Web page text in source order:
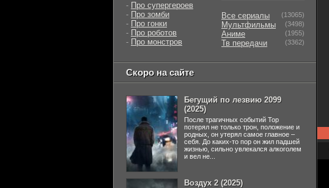
- Про супергероев
- Про зомби
- Про гонки
- Про роботов
- Про монстров
Все сериалы (13065)
Мультфильмы (3498)
Аниме (1955)
Тв передачи (3362)
Скоро на сайте
Бегущий по лезвию 2099
(2025)
После трагичных событий Тор
потерял не только трон, положение и
родных, он утерял самое главное –
себя. До каких-то пор он жил падшей
жизнью, сильно увлекался алкоголем
и вел не...
Воздух 2 (2025)